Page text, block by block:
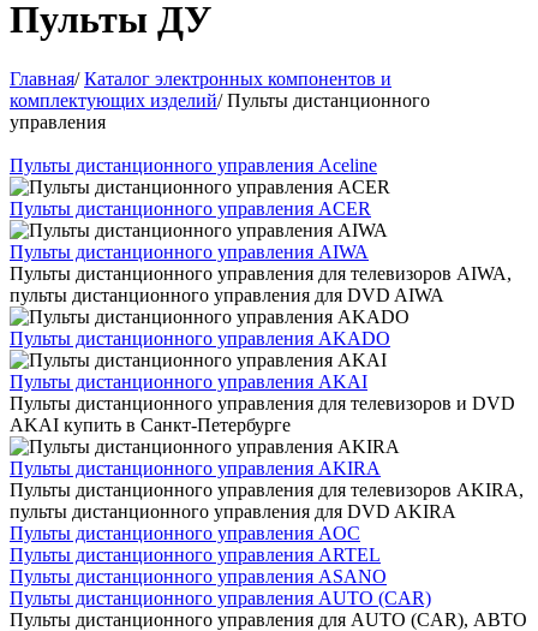
Пульты ДУ
Главная/Каталог электронных компонентов и
комплектующих изделий/ Пульты дистанционного
управления
Пульты дистанционного управления Aceline
Пульты дистанционного управления ACER
Пульты дистанционного управления AIWA
Пульты дистанционного управления для телевизоров AIWA,
пульты дистанционного управления для DVD AIWA
Пульты дистанционного управления AKADO
Пульты дистанционного управления AKAI
Пульты дистанционного управления для телевизоров и DVD
AKAI купить в Санкт-Петербурге
Пульты дистанционного управления AKIRA
Пульты дистанционного управления для телевизоров AKIRA,
пульты дистанционного управления для DVD AKIRA
Пульты дистанционного управления AOC
Пульты дистанционного управления ARTEL
Пульты дистанционного управления ASANO
Пульты дистанционного управления AUTO (CAR)
Пульты дистанционного управления для AUTO (CAR), АВТО